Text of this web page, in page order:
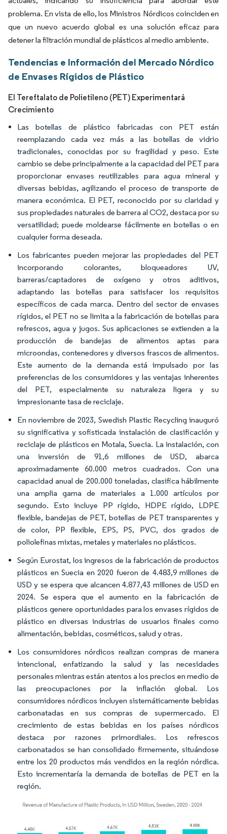
problema. En vista de ello, los Ministros Nórdicos coinciden en
que un nuevo acuerdo global es una solución eficaz para
detener la filtración mundial de plásticos al medio ambiente.
Tendencias e Información del Mercado Nórdico
de Envases Rígidos de Plástico
El Tereftalato de Polietileno (PET) Experimentará
Crecimiento
Las botellas de plástico fabricadas con PET están
reemplazando cada vez más a las botellas de vidrio
tradicionales, conocidas por su fragilidad y peso. Este
cambio se debe principalmente a la capacidad del PET para
proporcionar envases reutilizables para agua mineral y
diversas bebidas, agilizando el proceso de transporte de
manera económica. El PET, reconocido por su claridad y
sus propiedades naturales de barrera al CO2, destaca por su
versatilidad; puede moldearse fácilmente en botellas o en
cualquier forma deseada.
Los fabricantes pueden mejorar las propiedades del PET
incorporando colorantes, bloqueadores UV,
barreras/captadores de oxígeno y otros aditivos,
adaptando las botellas para satisfacer los requisitos
específicos de cada marca. Dentro del sector de envases
rígidos, el PET no se limita a la fabricación de botellas para
refrescos, agua y jugos. Sus aplicaciones se extienden a la
producción de bandejas de alimentos aptas para
microondas, contenedores y diversos frascos de alimentos.
Este aumento de la demanda está impulsado por las
preferencias de los consumidores y las ventajas inherentes
del PET, especialmente su naturaleza ligera y su
impresionante tasa de reciclaje.
En noviembre de 2023, Swedish Plastic Recycling inauguró
su significativa y sofisticada instalación de clasificación y
reciclaje de plásticos en Motala, Suecia. La instalación, con
una inversión de 91,6 millones de USD, abarca
aproximadamente 60.000 metros cuadrados. Con una
capacidad anual de 200.000 toneladas, clasifica hábilmente
una amplia gama de materiales a 1.000 artículos por
segundo. Esto incluye PP rígido, HDPE rígido, LDPE
flexible, bandejas de PET, botellas de PET transparentes y
de color, PP flexible, EPS, PS, PVC, dos grados de
poliolefinas mixtas, metales y materiales no plásticos.
Según Eurostat, los ingresos de la fabricación de productos
plásticos en Suecia en 2020 fueron de 4.483,9 millones de
USD y se espera que alcancen 4.877,43 millones de USD en
2024. Se espera que el aumento en la fabricación de
plásticos genere oportunidades para los envases rígidos de
plástico en diversas industrias de usuarios finales como
alimentación, bebidas, cosméticos, salud y otras.
Los consumidores nórdicos realizan compras de manera
intencional, enfatizando la salud y las necesidades
personales mientras están atentos a los precios en medio de
las preocupaciones por la inflación global. Los
consumidores nórdicos incluyen sistemáticamente bebidas
carbonatadas en sus compras de supermercado. El
crecimiento de estas bebidas en los países nórdicos
destaca por razones primordiales. Los refrescos
carbonatados se han consolidado firmemente, situándose
entre los 20 productos más vendidos en la región nórdica.
Esto incrementaría la demanda de botellas de PET en la
región.